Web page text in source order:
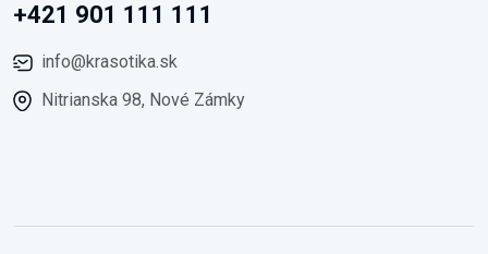
+421 901 111 111
info@krasotika.sk
Nitrianska 98, Nové Zámky